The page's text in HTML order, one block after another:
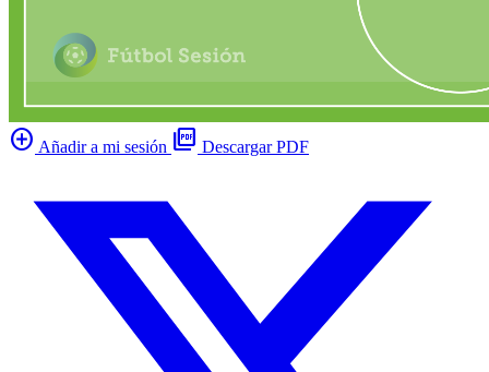
add_circle Añadir a mi sesión picture_as_pdf Descargar PDF